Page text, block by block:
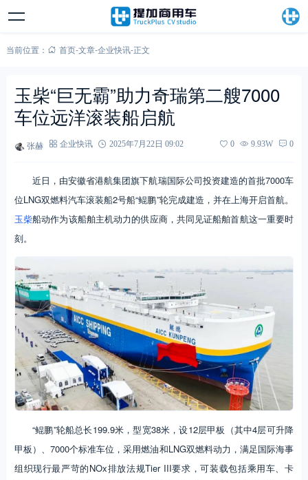
当前位置： 首页-文章-企业快讯-正文
玉柴“巨无霸”助力奇瑞第二艘7000
车位远洋滚装船启航
张赫 企业快讯 2025年7月22日 09:02 0 9.93W 0
近日，由安徽省港航集团旗下航瑞国际公司投资建造的首批7000车
位LNG双燃料汽车滚装船2号船“鲲鹏”轮完成建造，并在上海开启首航。
玉柴船动作为该船舶主机动力的供应商，共同见证船舶首航这一重要时
刻。
“鲲鹏”轮船总长199.9米，型宽38米，设12层甲板（其中4层可升降
甲板）、7000个标准车位，采用燃油和LNG双燃料动力，满足国际海事
组织现行最严苛的NOx排放法规Tier III要求，可装载包括乘用车、卡